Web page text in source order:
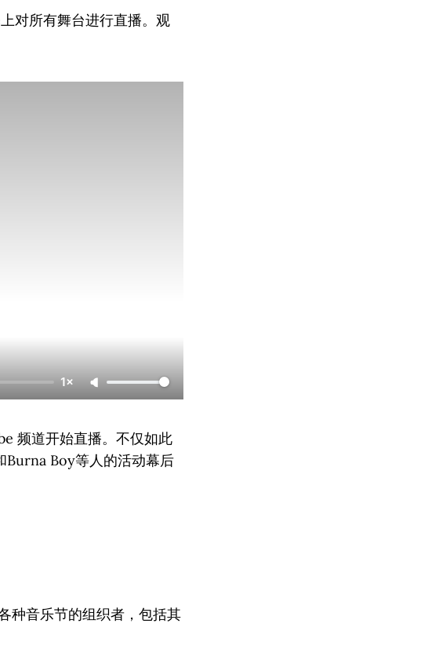
对所有舞台进行直播。观
1×
频道开始直播。不仅如此
Boy等人的活动幕后
种音乐节的组织者，包括其